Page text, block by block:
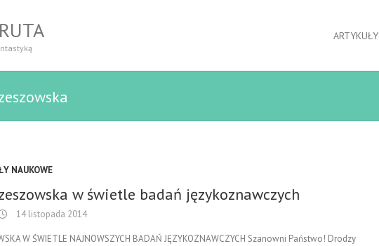
ARTYKUŁY
NAUKOWE
w świetle badań językoznawczych
14 listopada 2014
W ŚWIETLE NAJNOWSZYCH BADAŃ JĘZYKOZNAWCZYCH Szanowni Państwo! Drodzy